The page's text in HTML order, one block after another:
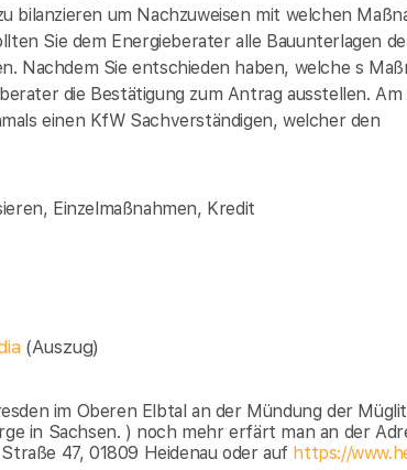
bilanzieren um Nachzuweisen mit welchen
Sie dem Energieberater alle Bauunterlagen
Nachdem Sie entschieden haben, welche s
die Bestätigung zum Antrag ausstellen. Am
einen KfW Sachverständigen, welcher den
Einzelmaßnahmen, Kredit
(Auszug)
im Oberen Elbtal an der Mündung der
in Sachsen. ) noch mehr erfärt man an der
47, 01809 Heidenau oder auf https://